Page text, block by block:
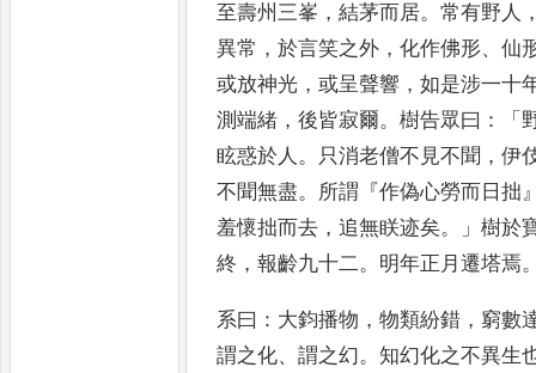
至壽州三峯 ，結茅而居。常有野人
異常 ，於言笑之外 ，化作佛形、仙
或放神光 ，或呈聲響 ，如是涉一十
測端緒 ，後皆寂爾。樹告眾曰 ：「
眩惑於人 。 只消老僧不見不聞 ，伊
不聞無盡。 所謂 『作偽心勞而日拙
羞懷拙而去 ，追無眹迹矣。」樹於
終 ，報齡九十二。 明年正月遷塔焉
系曰 ： 大鈞播物 ，物類紛錯 ， 窮數
謂之化、謂之幻 。知幻化之不異生